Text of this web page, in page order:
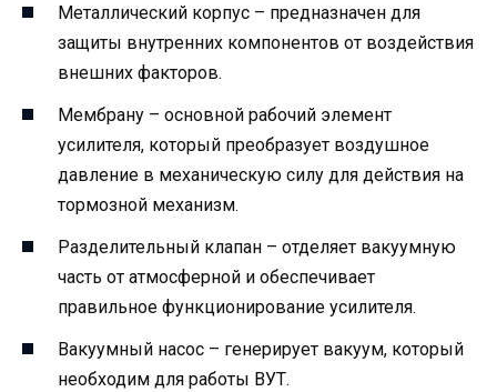
Металлический корпус – предназначен для
защиты внутренних компонентов от воздействия
внешних факторов.
Мембрану – основной рабочий элемент
усилителя, который преобразует воздушное
давление в механическую силу для действия на
тормозной механизм.
Разделительный клапан – отделяет вакуумную
часть от атмосферной и обеспечивает
правильное функционирование усилителя.
Вакуумный насос – генерирует вакуум, который
необходим для работы ВУТ.